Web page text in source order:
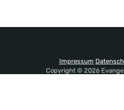
Impressum
Copyright © 2026